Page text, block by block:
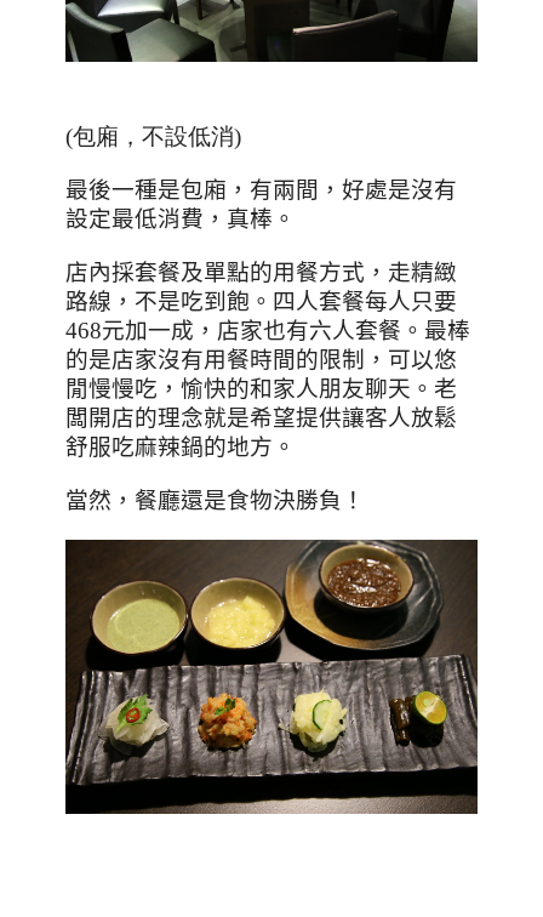
(包廂，不設低消)
最後一種是包廂，有兩間，好處是沒有
設定最低消費，真棒。
店內採套餐及單點的用餐方式，走精緻
路線，不是吃到飽。四人套餐每人只要
468元加一成，店家也有六人套餐。 最棒
的是店家沒有用餐時間的限制，可以悠
閒慢慢吃，愉快的和家人朋友聊天。老
闆開店的理念就是希望提供讓客人放鬆
舒服吃麻辣鍋的地方。
當然，餐廳還是食物決勝負！